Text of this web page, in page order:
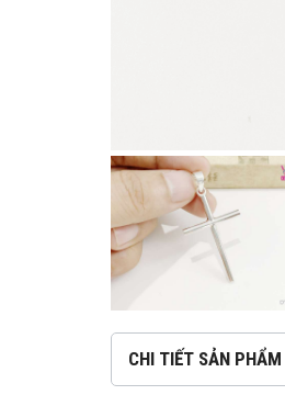
CHI TIẾT SẢN PHẨM